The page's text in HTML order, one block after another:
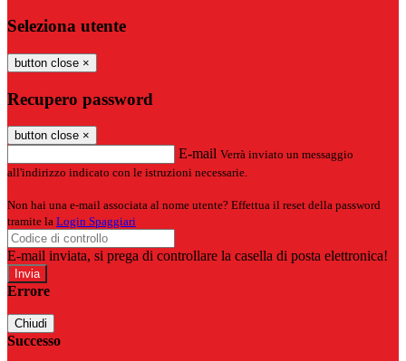
Seleziona utente
button close ×
Recupero password
button close ×
E-mail Verrà inviato un messaggio
all'indirizzo indicato con le istruzioni necessarie.
Non hai una e-mail associata al nome utente? Effettua il reset della password
tramite la Login Spaggiari
E-mail inviata, si prega di controllare la casella di posta elettronica!
Errore
Chiudi
Successo